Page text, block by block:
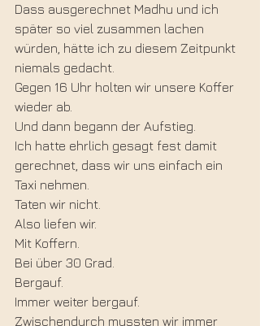
Dass ausgerechnet Madhu und ich
später so viel zusammen lachen
würden, hätte ich zu diesem Zeitpunkt
niemals gedacht.
Gegen 16 Uhr holten wir unsere Koffer
wieder ab.
Und dann begann der Aufstieg.
Ich hatte ehrlich gesagt fest damit
gerechnet, dass wir uns einfach ein
Taxi nehmen.
Taten wir nicht.
Also liefen wir.
Mit Koffern.
Bei über 30 Grad.
Bergauf.
Immer weiter bergauf.
Zwischendurch mussten wir immer